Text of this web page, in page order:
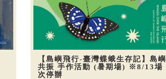
【島嶼飛行-臺灣蝶蛾生存記】島嶼
共振 手作活動 (暑期場) ※8/13場
次停辦